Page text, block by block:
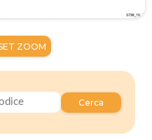
ZOOM
Cerca